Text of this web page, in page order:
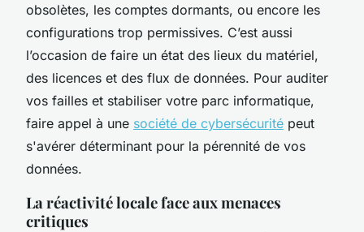
obsolètes, les comptes dormants, ou encore les
configurations trop permissives. C’est aussi
l’occasion de faire un état des lieux du matériel,
des licences et des flux de données. Pour auditer
vos failles et stabiliser votre parc informatique,
faire appel à une société de cybersécurité peut
s'avérer déterminant pour la pérennité de vos
données.
La réactivité locale face aux menaces
critiques